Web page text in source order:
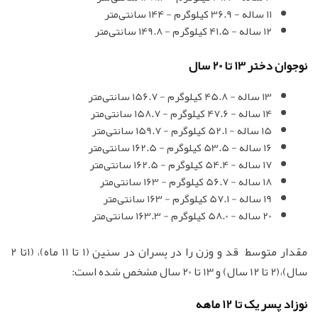
11 ساله - 36.9 کیلوگرم - 144 سانتی‌متر
12 ساله - 41.5 کیلوگرم - 149.8 سانتی‌متر
نوجوان دختر 13 تا 20 سال
13 ساله - 45.8 کیلوگرم - 156.7 سانتی‌متر
14 ساله - 47.6 کیلوگرم - 158.7 سانتی‌متر
15 ساله - 52.1 کیلوگرم - 159.7 سانتی‌متر
16 ساله - 53.5 کیلوگرم - 162.5 سانتی‌متر
17 ساله - 54.4 کیلوگرم - 162.5 سانتی‌متر
18 ساله - 56.7 کیلوگرم - 163 سانتی‌متر
19 ساله - 57.1 کیلوگرم - 163 سانتی‌متر
20 ساله - 58.0 کیلوگرم - 163.3 سانتی‌متر
مقدار متوسط قد و وزن را در پسران در سنین (1 تا 11 ماه)، (1تا 2
سال)،(2 تا 12 سال) و 13 تا 20 سال مشخص شده است:
نوزاد پسر یک تا 12 ماهه